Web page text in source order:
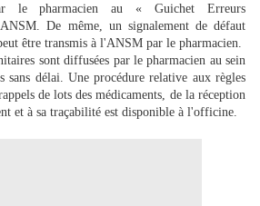
le pharmacien au « Guichet Erreurs
De même, un signalement de défaut
être transmis à l'ANSM par le pharmacien.
sont diffusées par le pharmacien au sein
sans délai. Une procédure relative aux règles
de lots des médicaments, de la réception
et à sa traçabilité est disponible à l'officine.